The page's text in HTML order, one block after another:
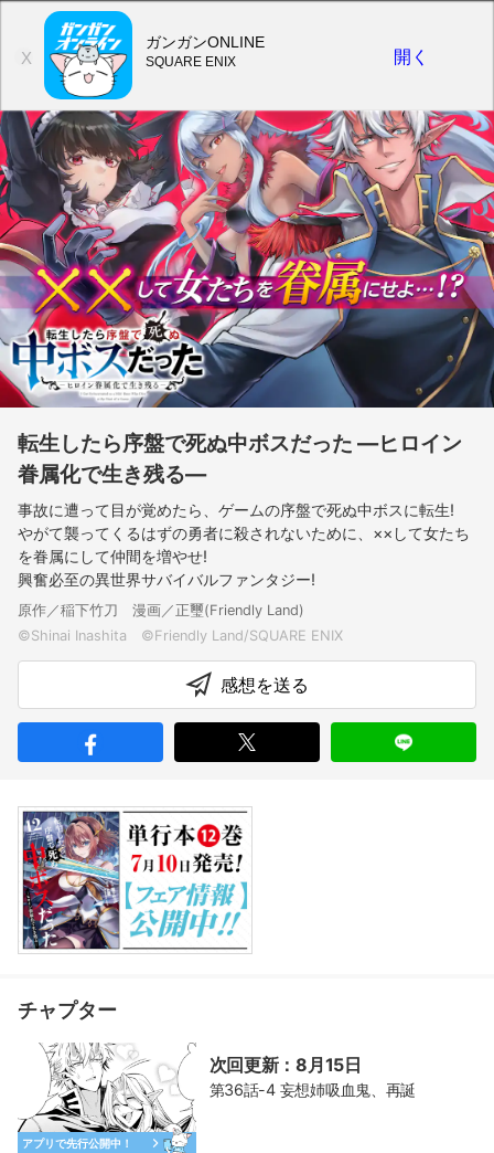
転生したら序盤で死ぬ中ボスだった ―ヒロイン
眷属化で生き残る―
事故に遭って目が覚めたら、ゲームの序盤で死ぬ中ボスに転生!
やがて襲ってくるはずの勇者に殺されないために、××して女たち
を眷属にして仲間を増やせ!
興奮必至の異世界サバイバルファンタジー!
原作／稲下竹刀 漫画／正璽(Friendly Land)
感想を送る
チャプター
アプリで先行公開中！
次回更新：8月15日
第36話-4 妄想姉吸血鬼、再誕
X
ガンガンONLINE
SQUARE ENIX 開く